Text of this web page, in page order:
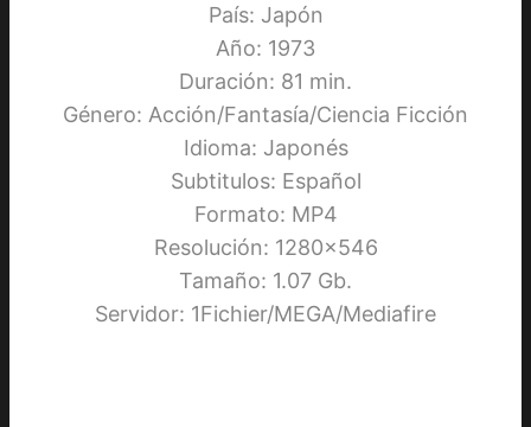
País: Japón
Año: 1973
Duración: 81 min.
Género: Acción/Fantasía/Ciencia Ficción
Idioma: Japonés
Subtitulos: Español
Formato: MP4
Resolución: 1280×546
Tamaño: 1.07 Gb.
Servidor: 1Fichier/MEGA/Mediafire